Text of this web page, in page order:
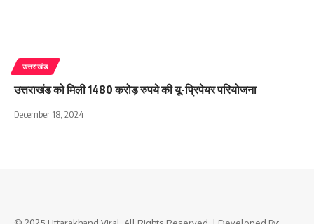
उत्तराखंड
उत्तराखंड को मिली 1480 करोड़ रुपये की यू-प्रिपेयर परियोजना
December 18, 2024